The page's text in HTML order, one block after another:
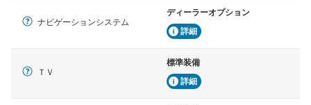
ナビゲーションシステム
ディーラーオプション
詳細
ＴＶ
標準装備
詳細